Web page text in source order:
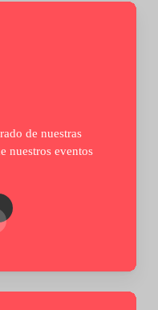
de nuestras
nuestros eventos